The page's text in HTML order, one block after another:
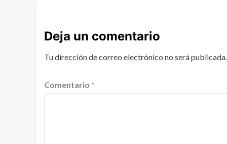
Deja un comentario
Tu dirección de correo electrónico no será publicada.
Comentario *